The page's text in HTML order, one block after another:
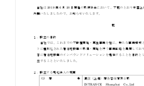
採用情報
お問い合わせ
サイトマップ 勧誘方針IRポリシー